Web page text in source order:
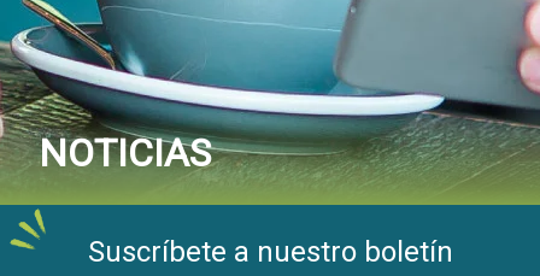
NOTICIAS
Suscríbete a nuestro boletín